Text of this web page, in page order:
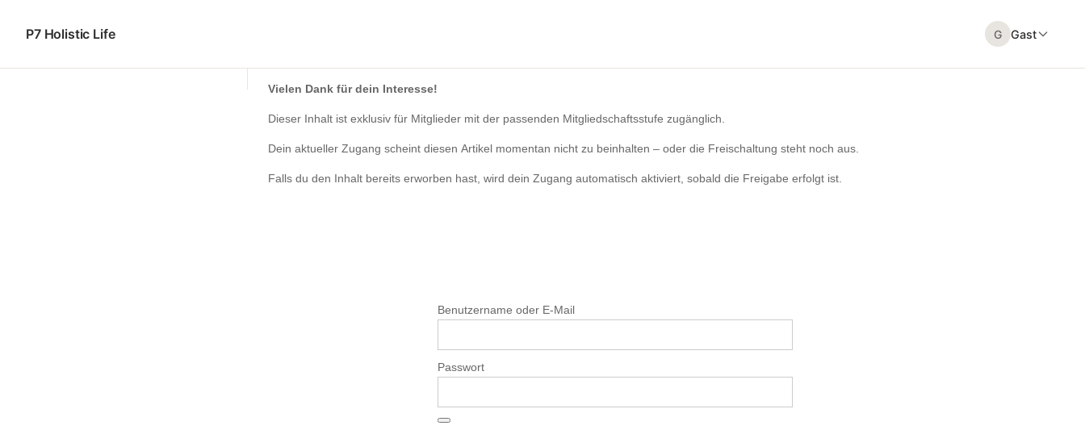
P7 Holistic Life G Gast
Vielen Dank für dein Interesse!
Dieser Inhalt ist exklusiv für Mitglieder mit der passenden Mitgliedschaftsstufe zugänglich.
Dein aktueller Zugang scheint diesen Artikel momentan nicht zu beinhalten – oder die Freischaltung steht noch aus.
Falls du den Inhalt bereits erworben hast, wird dein Zugang automatisch aktiviert, sobald die Freigabe erfolgt ist.
Benutzername oder E-Mail
Passwort